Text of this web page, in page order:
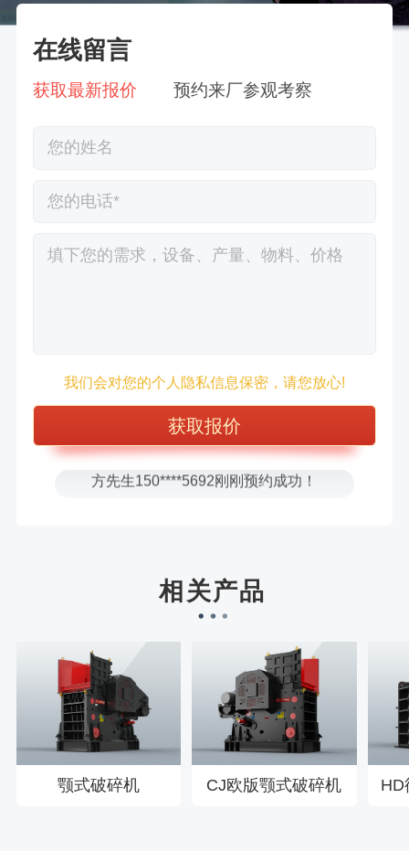
在线留言
获取最新报价 预约来厂参观考察
我们会对您的个人隐私信息保密，请您放心!
张先生131****7997刚刚预约成功！
方先生150****5692刚刚预约成功！
樊先生155****3710刚刚预约成功！
王先生183****6078刚刚预约成功！
相关产品
颚式破碎机 CJ欧版颚式破碎机 HD